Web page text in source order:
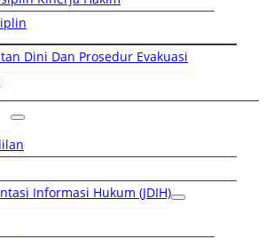
Dini Dan Prosedur Evakuasi
Informasi Hukum (JDIH)